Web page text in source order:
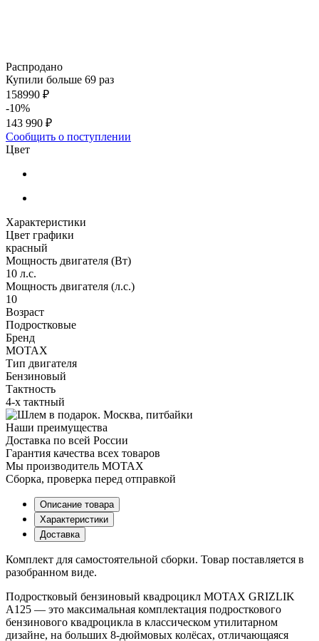
Распродано
Купили больше 69 раз
158990 ₽
-10%
143 990 ₽
Сообщить о поступлении
Цвет
Характеристики
Цвет графики
красный
Мощность двигателя (Вт)
10 л.с.
Мощность двигателя (л.с.)
10
Возраст
Подростковые
Бренд
MOTAX
Тип двигателя
Бензиновый
Тактность
4-х тактный
Наши преимущества
Доставка по всей России
Гарантия качества всех товаров
Мы производитель MOTAX
Сборка, проверка перед отправкой
Описание товара
Характеристики
Доставка
Комплект для самостоятельной сборки. Товар поставляется в
разобранном виде.
Подростковый бензиновый квадроцикл MOTAX GRIZLIK
A125 — это максимальная комплектация подросткового
бензинового квадроцикла в классическом утилитарном
дизайне, на больших 8-дюймовых колёсах, отличающаяся